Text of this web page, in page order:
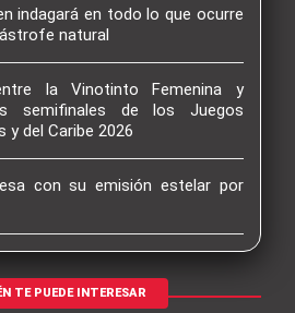
indagará en todo lo que ocurre
natural
la Vinotinto Femenina y
semifinales de los Juegos
y del Caribe 2026
con su emisión estelar por
TE PUEDE INTERESAR